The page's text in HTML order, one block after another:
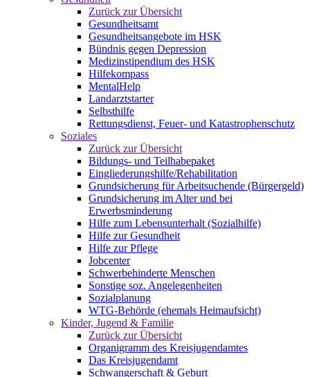
Zurück zur Übersicht
Gesundheitsamt
Gesundheitsangebote im HSK
Bündnis gegen Depression
Medizinstipendium des HSK
Hilfekompass
MentalHelp
Landarztstarter
Selbsthilfe
Rettungsdienst, Feuer- und Katastrophenschutz
Soziales
Zurück zur Übersicht
Bildungs- und Teilhabepaket
Eingliederungshilfe/Rehabilitation
Grundsicherung für Arbeitsuchende (Bürgergeld)
Grundsicherung im Alter und bei
Erwerbsminderung
Hilfe zum Lebensunterhalt (Sozialhilfe)
Hilfe zur Gesundheit
Hilfe zur Pflege
Jobcenter
Schwerbehinderte Menschen
Sonstige soz. Angelegenheiten
Sozialplanung
WTG-Behörde (ehemals Heimaufsicht)
Kinder, Jugend & Familie
Zurück zur Übersicht
Organigramm des Kreisjugendamtes
Das Kreisjugendamt
Schwangerschaft & Geburt